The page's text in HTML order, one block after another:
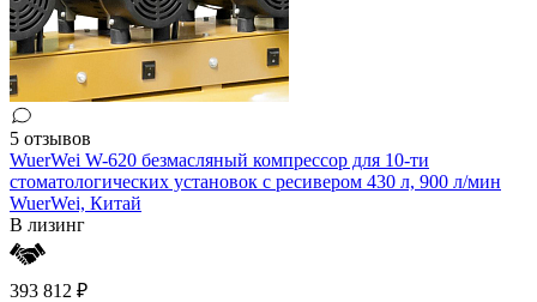
5 отзывов
WuerWei W-620 безмасляный компрессор для 10-ти
стоматологических установок с ресивером 430 л, 900 л/мин
WuerWei, Китай
В лизинг
393 812 ₽